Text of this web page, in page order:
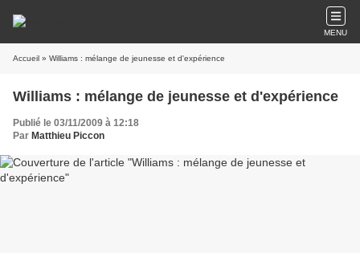
MENU
Accueil » Williams : mélange de jeunesse et d'expérience
Williams : mélange de jeunesse et d'expérience
Publié le 03/11/2009 à 12:18
Par Matthieu Piccon